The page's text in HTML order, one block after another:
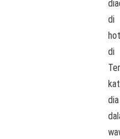
di
di
dia